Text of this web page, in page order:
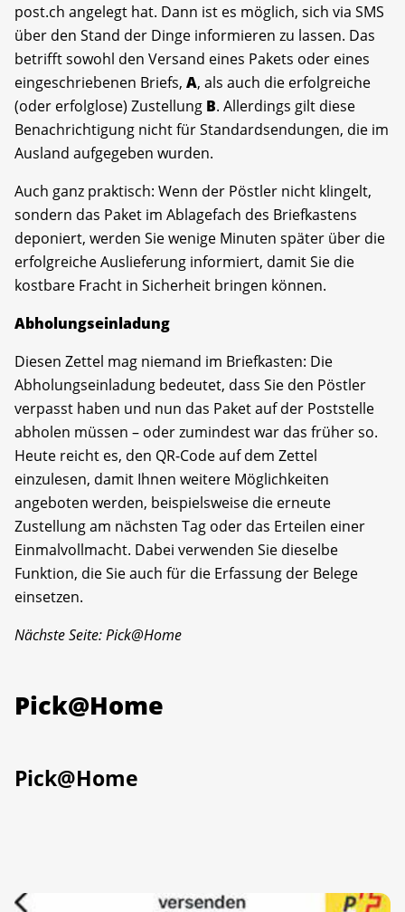
post.ch angelegt hat. Dann ist es möglich, sich via SMS
über den Stand der Dinge informieren zu lassen. Das
betrifft sowohl den Versand eines Pakets oder eines
eingeschriebenen Briefs, A, als auch die erfolgreiche
(oder erfolglose) Zustellung B. Allerdings gilt diese
Benachrichtigung nicht für Standardsendungen, die im
Ausland aufgegeben wurden.
Auch ganz praktisch: Wenn der Pöstler nicht klingelt,
sondern das Paket im Ablagefach des Briefkastens
deponiert, werden Sie wenige Minuten später über die
erfolgreiche Auslieferung informiert, damit Sie die
kostbare Fracht in Sicherheit bringen können.
Abholungseinladung
Diesen Zettel mag niemand im Briefkasten: Die
Abholungseinladung bedeutet, dass Sie den Pöstler
verpasst haben und nun das Paket auf der Poststelle
abholen müssen – oder zumindest war das früher so.
Heute reicht es, den QR-Code auf dem Zettel
einzulesen, damit Ihnen weitere Möglichkeiten
angeboten werden, beispielsweise die erneute
Zustellung am nächsten Tag oder das Erteilen einer
Einmalvollmacht. Dabei verwenden Sie dieselbe
Funktion, die Sie auch für die Erfassung der Belege
einsetzen.
Nächste Seite: Pick@Home
Pick@Home
Pick@Home